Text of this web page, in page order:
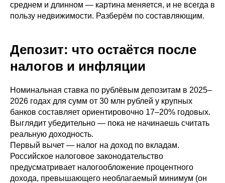
среднем и длинном — картина меняется, и не всегда в
пользу недвижимости. Разберём по составляющим.
Депозит: что остаётся после
налогов и инфляции
Номинальная ставка по рублёвым депозитам в 2025–
2026 годах для сумм от 30 млн рублей у крупных
банков составляет ориентировочно 17–20% годовых.
Выглядит убедительно — пока не начинаешь считать
реальную доходность.
Первый вычет — налог на доход по вкладам.
Российское налоговое законодательство
предусматривает налогообложение процентного
дохода, превышающего необлагаемый минимум (он